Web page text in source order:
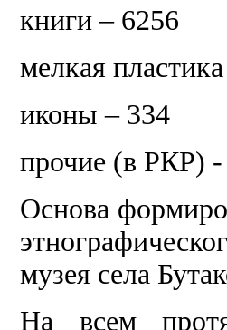
книги – 6256
мелкая
иконы – 334
прочие (в РКР) -
Основа
музея села
На всем